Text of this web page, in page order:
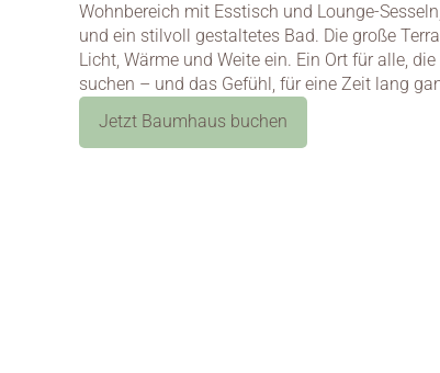
Wohnbereich mit Esstisch und Lounge-
und ein stilvoll gestaltetes Bad. Die große
Licht, Wärme und Weite ein. Ein Ort für alle,
suchen – und das Gefühl, für eine Zeit lang
Jetzt Baumhaus buchen
Jetzt buchen